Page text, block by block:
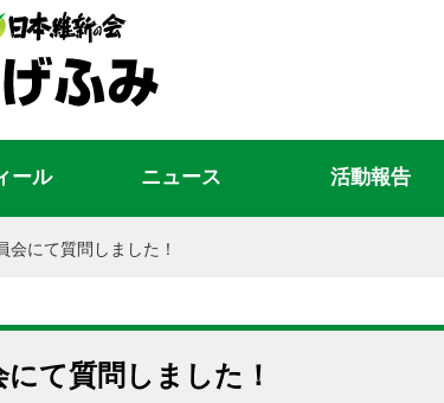
ール ニュース 活動報告
会にて質問しました！
て質問しました！